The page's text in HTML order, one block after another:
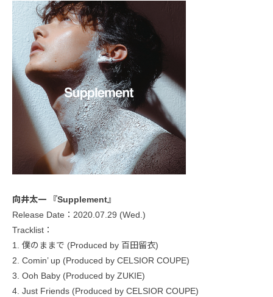
向井太一 『Supplement』
Release Date：2020.07.29 (Wed.)
Tracklist：
1. 僕のままで (Produced by 百田留衣)
2. Comin’ up (Produced by CELSIOR COUPE)
3. Ooh Baby (Produced by ZUKIE)
4. Just Friends (Produced by CELSIOR COUPE)